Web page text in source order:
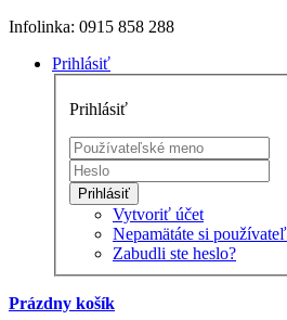
Infolinka: 0915 858 288
Prihlásiť
Prihlásiť
Prihlásiť
Vytvoriť účet
Nepamätáte si
Zabudli ste heslo?
Prázdny košík